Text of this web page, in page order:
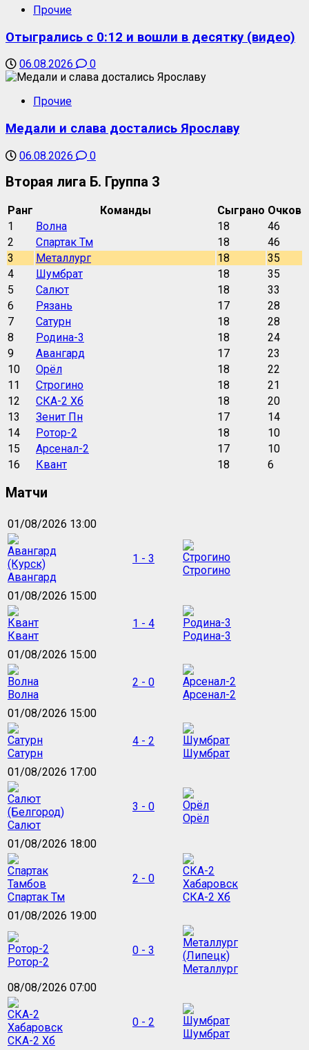
Прочие
Отыгрались с 0:12 и вошли в десятку (видео)
06.08.2026 0
Прочие
Медали и слава достались Ярославу
06.08.2026 0
Вторая лига Б. Группа 3
Ранг Команды Сыграно Очков
1
Волна 18
46
2
Спартак Тм 18
46
3
Металлург 18
35
4
Шумбрат 18
35
5
Салют 18
33
6
Рязань 17
28
7
Сатурн 18
28
8
Родина-3 18
24
9
Авангард 17
23
10
Орёл 18
22
11
Строгино 18
21
12
СКА-2 Хб 18
20
13
Зенит Пн 17
14
14
Ротор-2 18
10
15
Арсенал-2 17
10
16
Квант 18 6
Матчи
01/08/2026 13:00
Авангард
1 - 3
Строгино
01/08/2026 15:00
Квант
1 - 4
Родина-3
01/08/2026 15:00
Волна
2 - 0
Арсенал-2
01/08/2026 15:00
Сатурн
4 - 2
Шумбрат
01/08/2026 17:00
Салют
3 - 0
Орёл
01/08/2026 18:00
Спартак Тм
2 - 0
СКА-2 Хб
01/08/2026 19:00
Ротор-2
0 - 3
Металлург
08/08/2026 07:00
СКА-2 Хб
0 - 2
Шумбрат